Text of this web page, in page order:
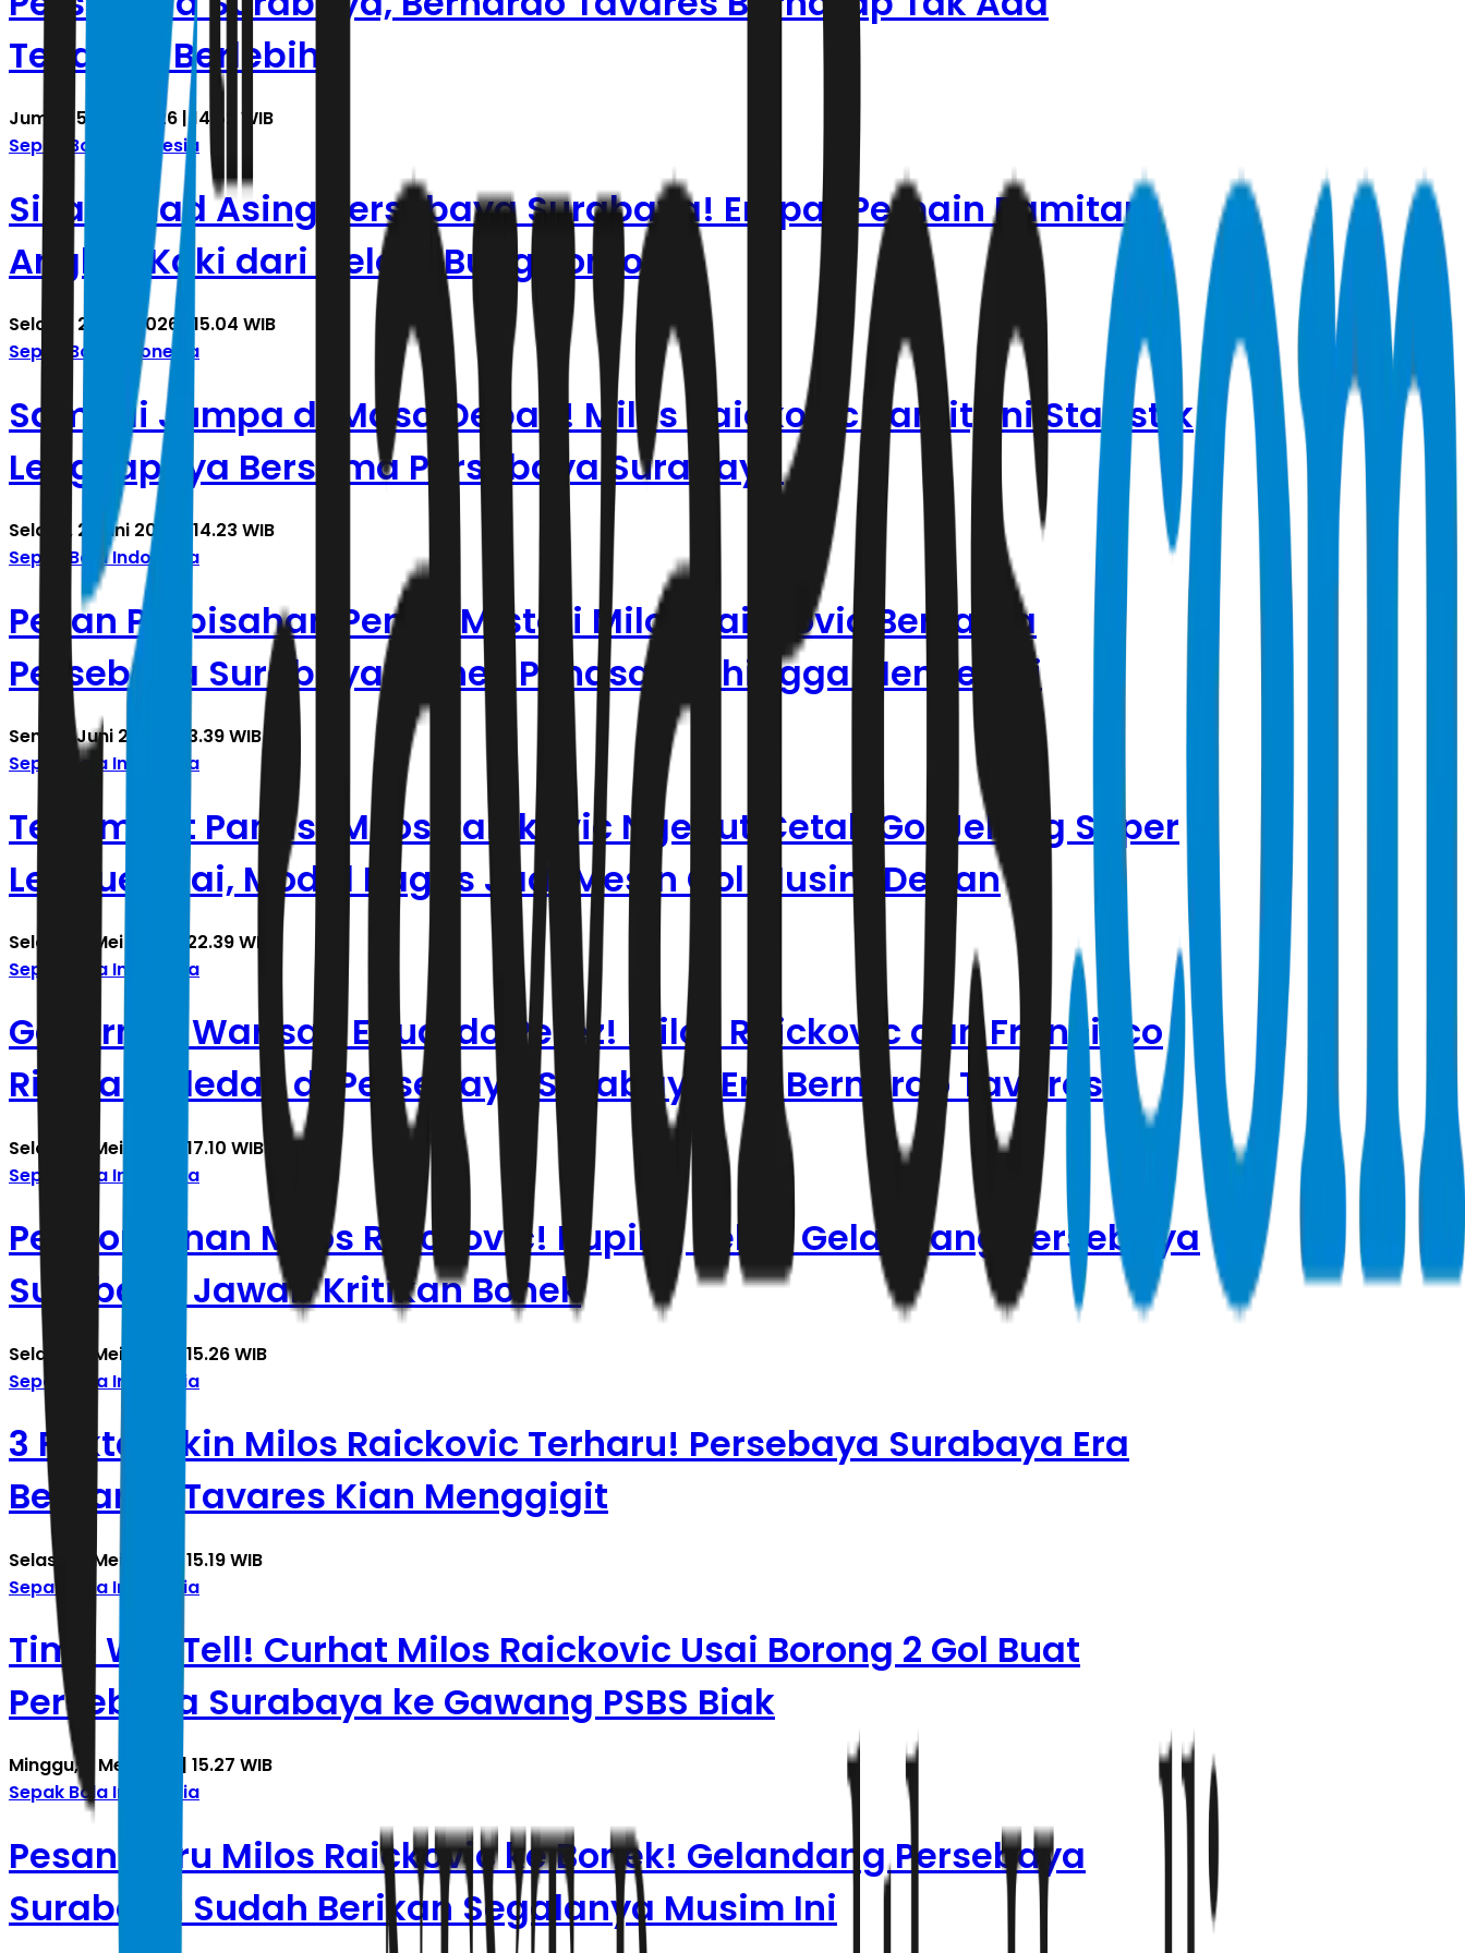
Tekanan Berlebih
Jumat, 5 Juni 2026 | 14.52 WIB
Sepak Bola Indonesia
Sisa Skuad Asing Persebaya Surabaya! Empat Pemain Pamitan
Angkat Kaki dari Gelora Bung Tomo
Selasa, 2 Juni 2026 | 15.04 WIB
Sepak Bola Indonesia
Sampai Jumpa di Masa Depan! Milos Raickovic Pamit, Ini Statistik
Lengkapnya Bersama Persebaya Surabaya
Selasa, 2 Juni 2026 | 14.23 WIB
Sepak Bola Indonesia
Pesan Perpisahan Penuh Misteri Milos Raickovic Bersama
Persebaya Surabaya, Bonek Penasaran hingga Menyesali
Senin, 1 Juni 2026 | 23.39 WIB
Sepak Bola Indonesia
Terlambat Panas! Milos Raickovic Ngebut Cetak Gol Jelang Super
League usai, Modal Bagus Jadi Mesin Gol Musim Depan
Selasa, 5 Mei 2026 | 22.39 WIB
Sepak Bola Indonesia
Gacornya Warisan Eduardo Perez! Milos Raickovic dan Francisco
Rivera Meledak di Persebaya Surabaya Era Bernardo Tavares
Selasa, 5 Mei 2026 | 17.10 WIB
Sepak Bola Indonesia
Pengorbanan Milos Raickovic! Kuping Tebal Gelandang Persebaya
Surabaya Jawab Kritikan Bonek
Selasa, 5 Mei 2026 | 15.26 WIB
Sepak Bola Indonesia
3 Fakta Bikin Milos Raickovic Terharu! Persebaya Surabaya Era
Bernardo Tavares Kian Menggigit
Selasa, 5 Mei 2026 | 15.19 WIB
Sepak Bola Indonesia
Time Will Tell! Curhat Milos Raickovic Usai Borong 2 Gol Buat
Persebaya Surabaya ke Gawang PSBS Biak
Minggu, 3 Mei 2026 | 15.27 WIB
Sepak Bola Indonesia
Pesan Haru Milos Raickovic ke Bonek! Gelandang Persebaya
Surabaya Sudah Berikan Segalanya Musim Ini